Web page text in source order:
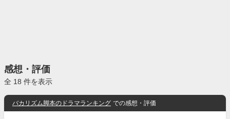
感想・評価
全 18 件を表示
バカリズム脚本のドラマランキング での感想・評価